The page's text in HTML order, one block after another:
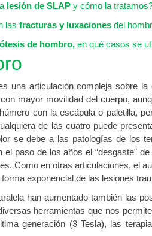
lesión de SLAP y cómo la
las fracturas y luxaciones del
de hombro, en qué casos se
una articulación compleja sobre
mayor movilidad del cuerpo,
con la escápula o paletilla,
de las cuatro puede
se debe a las patologías de los
el paso de los años el “desgaste”
Como en otras articulaciones, el
exponencial de las lesiones
han aumentado también las
herramientas que nos
generación (3 Tesla), las